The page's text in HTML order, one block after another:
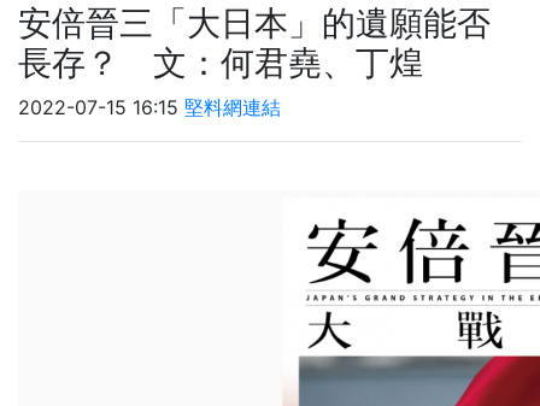
安倍晉三「大日本」的遺願能否
長存？ 文：何君堯、丁煌
2022-07-15 16:15 堅料網連結